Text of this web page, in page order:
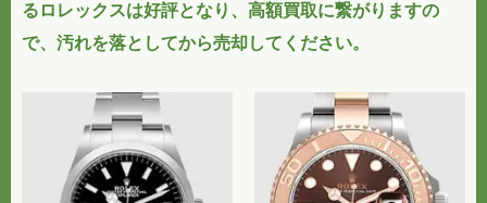
るロレックスは好評となり、高額買取に繋がりますの
で、汚れを落としてから売却してください。